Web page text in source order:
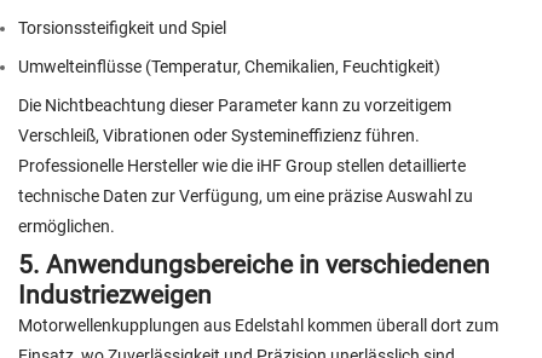
Torsionssteifigkeit und Spiel
Umwelteinflüsse (Temperatur, Chemikalien, Feuchtigkeit)
Die Nichtbeachtung dieser Parameter kann zu vorzeitigem
Verschleiß, Vibrationen oder Systemineffizienz führen.
Professionelle Hersteller wie die iHF Group stellen detaillierte
technische Daten zur Verfügung, um eine präzise Auswahl zu
ermöglichen.
5. Anwendungsbereiche in verschiedenen
Industriezweigen
Motorwellenkupplungen aus Edelstahl kommen überall dort zum